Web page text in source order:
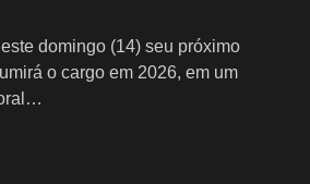
domingo (14) seu próximo
o cargo em 2026, em um